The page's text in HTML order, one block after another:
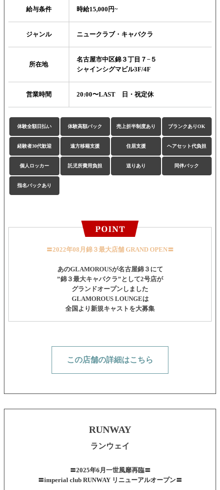
給与条件 時給15,000円~
ジャンル ニュークラブ・キャバクラ
所在地
名古屋市中区錦３丁目７−５
シャインシグマビル3F/4F
営業時間 20:00〜LAST 日・祝定休
体験全額日払い 体験高額バック 売上折半制度あり ブランクありOK
経験者30代歓迎 遠方移籍支援 住居支援 ヘアセット代負担
個人ロッカー 託児所費用負担 送りあり 同伴バック
指名バックあり
〓2022年08月錦３最大店舗 GRAND OPEN〓
あのGLAMOROUSが名古屋錦３にて
”錦３最大キャバクラ”として2号店が
グランドオープンしました
GLAMOROUS LOUNGEは
全国より新規キャストを大募集
この店舗の詳細はこちら
RUNWAY
ランウェイ
〓2025年6月一世風靡再臨〓
〓imperial club RUNWAY リニューアルオープン〓